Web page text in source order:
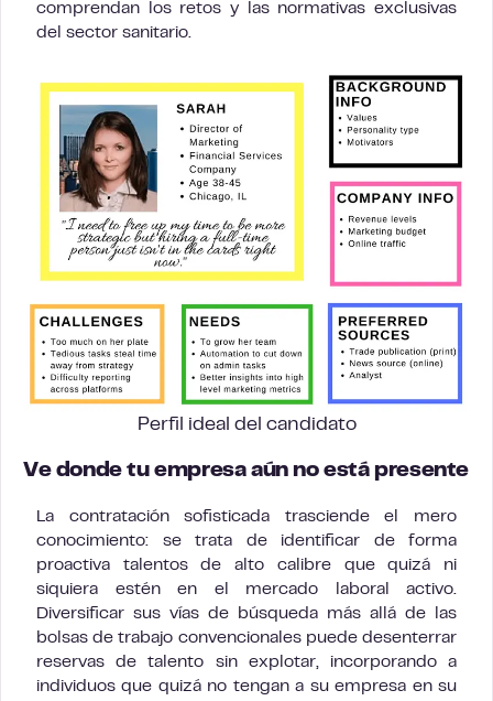
comprendan los retos y las normativas exclusivas
del sector sanitario.
Perfil ideal del candidato
Ve donde tu empresa aún no está presente
La contratación sofisticada trasciende el mero
conocimiento: se trata de identificar de forma
proactiva talentos de alto calibre que quizá ni
siquiera estén en el mercado laboral activo.
Diversificar sus vías de búsqueda más allá de las
bolsas de trabajo convencionales puede desenterrar
reservas de talento sin explotar, incorporando a
individuos que quizá no tengan a su empresa en su